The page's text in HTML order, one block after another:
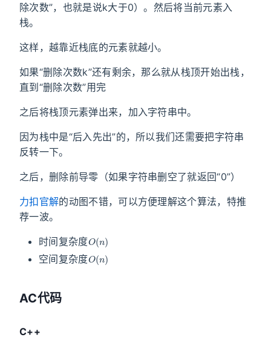
除次数”，也就是说k大于0）。然后将当前元素入
栈。
这样，越靠近栈底的元素就越小。
如果“删除次数k”还有剩余，那么就从栈顶开始出栈，
直到“删除次数”用完
之后将栈顶元素弹出来，加入字符串中。
因为栈中是“后入先出”的，所以我们还需要把字符串
反转一下。
之后，删除前导零（如果字符串删空了就返回“0”）
力扣官解的动图不错，可以方便理解这个算法，特推
荐一波。
时间复杂度
空间复杂度
O (n)
AC代码
C++